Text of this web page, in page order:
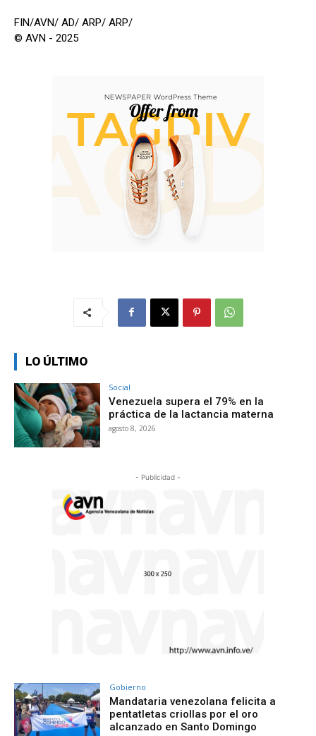
FIN/AVN/ AD/ ARP/ ARP/
© AVN - 2025
LO ÚLTIMO
Social
Venezuela supera el 79% en la
práctica de la lactancia materna
agosto 8, 2026
- Publicidad -
Gobierno
Mandataria venezolana felicita a
pentatletas criollas por el oro
alcanzado en Santo Domingo